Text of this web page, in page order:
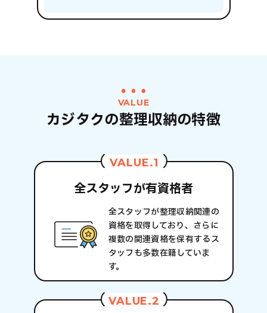
VALUE
カジタクの整理収納の特徴
VALUE.1
全スタッフが有資格者
全スタッフが整理収納関連の
資格を取得しており、さらに
複数の関連資格を保有するス
タッフも多数在籍していま
す。
VALUE.2